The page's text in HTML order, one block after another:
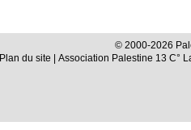
© 2000-2026
Plan du site | Association Palestine 13 C°